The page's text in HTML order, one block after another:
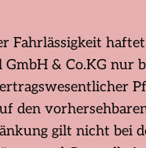
Fahrlässigkeit
GmbH & Co.KG nur
den
gilt nicht bei